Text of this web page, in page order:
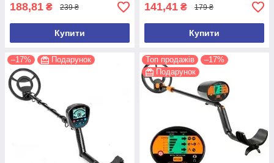
188,81 ₴ 239 ₴
Купити
141,41 ₴ 179 ₴
Купити
–17% Подарунок Топ продажів
–17%
Подарунок